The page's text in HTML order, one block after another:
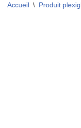
Accueil \ Produit